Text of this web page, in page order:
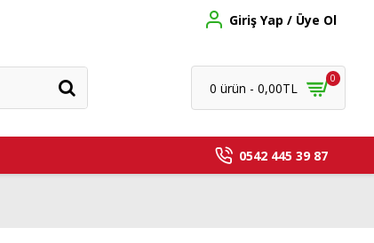
Giriş Yap / Üye Ol
0 ürün - 0,00TL
0
0542 445 39 87